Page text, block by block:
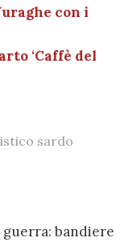
con i
‘Caffè del
sardo
bandiere